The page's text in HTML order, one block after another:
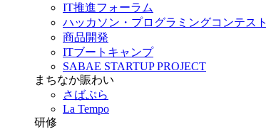
IT推進フォーラム
ハッカソン・プログラミングコンテスト
商品開発
ITブートキャンプ
SABAE STARTUP PROJECT
まちなか賑わい
さばぷら
La Tempo
研修